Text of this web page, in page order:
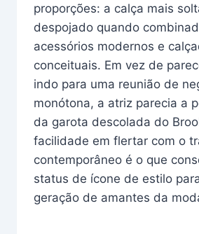
proporções: a calça mais
despojado quando
acessórios modernos e
conceituais. Em vez de
indo para uma reunião de
monótona, a atriz parecia a
da garota descolada do
facilidade em flertar com o
contemporâneo é o que
status de ícone de estilo
geração de amantes da